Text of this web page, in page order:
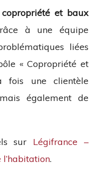
et baux
à une équipe
liées
« Copropriété et
fois une clientèle
également de
sur Légifrance –
.